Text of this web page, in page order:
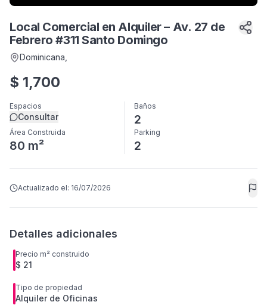
Local Comercial en Alquiler – Av. 27 de
Febrero #311 Santo Domingo
Dominicana
$ 1,700
Espacios
Consultar
Baños
2
Área Construida
80 m²
Parking
2
Actualizado el: 16/07/2026
Detalles adicionales
Precio m² construido
$ 21
Tipo de propiedad
Alquiler de Oficinas